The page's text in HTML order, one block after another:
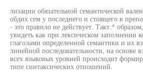
лизации обязательной семантической
обдих сем у последнего и стоящего в
- это правило не действует. Такт.*
увидеть как при лексическом заполнении
глаголами определенной семантики и их
линейной последовательности, на основе
всех языковых уровней происходит
типе синтаксических отношений.